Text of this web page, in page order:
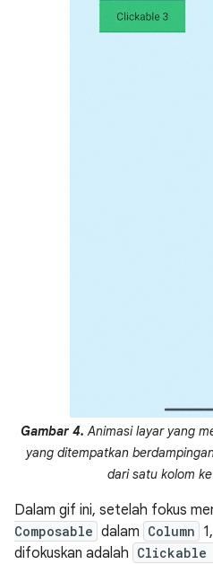
Gambar 4. Animasi layar yang
yang ditempatkan
dari satu kolom
Dalam gif ini, setelah fokus
Composable dalam Column
difokuskan adalah Clickable